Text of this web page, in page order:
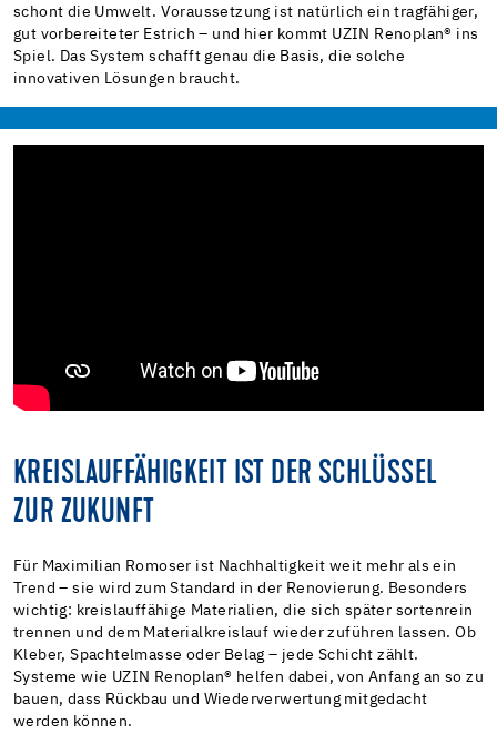
schont die Umwelt. Voraussetzung ist natürlich ein tragfähiger,
gut vorbereiteter Estrich – und hier kommt UZIN Renoplan® ins
Spiel. Das System schafft genau die Basis, die solche
innovativen Lösungen braucht.
KREISLAUFFÄHIGKEIT IST DER SCHLÜSSEL
ZUR ZUKUNFT
Für Maximilian Romoser ist Nachhaltigkeit weit mehr als ein
Trend – sie wird zum Standard in der Renovierung. Besonders
wichtig: kreislauffähige Materialien, die sich später sortenrein
trennen und dem Materialkreislauf wieder zuführen lassen. Ob
Kleber, Spachtelmasse oder Belag – jede Schicht zählt.
Systeme wie UZIN Renoplan® helfen dabei, von Anfang an so zu
bauen, dass Rückbau und Wiederverwertung mitgedacht
werden können.